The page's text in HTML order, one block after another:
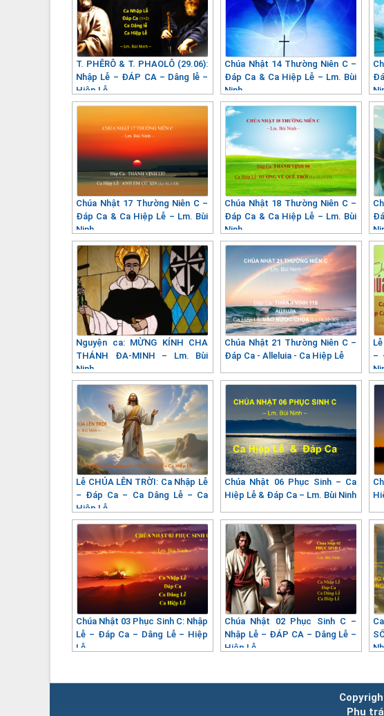
T. PHÊRÔ & T. PHAOLÔ (29.06):
Nhập Lễ – ĐÁP CA – Dâng lễ –
Hiệp Lễ
Chúa Nhật 14 Thường Niên C –
Đáp Ca & Ca Hiệp Lễ – Lm. Bùi
Ninh
Chúa Nhật 17 Thường Niên C –
Đáp Ca & Ca Hiệp Lễ – Lm. Bùi
Ninh
Chúa Nhật 18 Thường Niên C –
Đáp Ca & Ca Hiệp Lễ – Lm. Bùi
Ninh
Nguyện ca: MỪNG KÍNH CHA
THÁNH ĐA-MINH – Lm. Bùi
Ninh
Chúa Nhật 21 Thường Niên C –
Đáp Ca - Alleluia - Ca Hiệp Lễ
–
Lễ CHÚA LÊN TRỜI: Ca Nhập Lễ
– Đáp Ca – Ca Dâng Lễ – Ca
Hiệp Lễ
Chúa Nhật 06 Phục Sinh – Ca
Hiệp Lễ & Đáp Ca – Lm. Bùi Ninh
Chúa Nhật 03 Phục Sinh C: Nhập
Lễ – Đáp Ca – Dâng Lễ – Hiệp
Lễ
Chúa Nhật 02 Phục Sinh C –
Nhập Lễ – ĐÁP CA – Dâng Lễ –
Hiệp Lễ
Phụ